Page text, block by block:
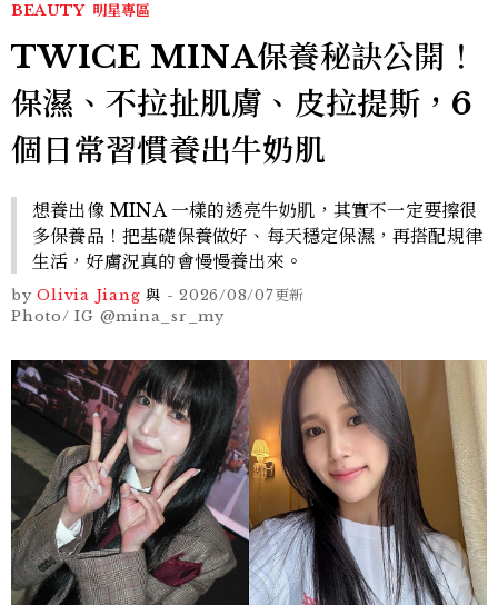
BEAUTY 明星專區
TWICE MINA保養秘訣公開！
保濕、不拉扯肌膚、皮拉提斯，6
個日常習慣養出牛奶肌
想養出像 MINA 一樣的透亮牛奶肌，其實不一定要擦很
多保養品！把基礎保養做好、每天穩定保濕，再搭配規律
生活，好膚況真的會慢慢養出來。
by Olivia Jiang 與 - 2026/08/07更新
Photo/ IG @mina_sr_my